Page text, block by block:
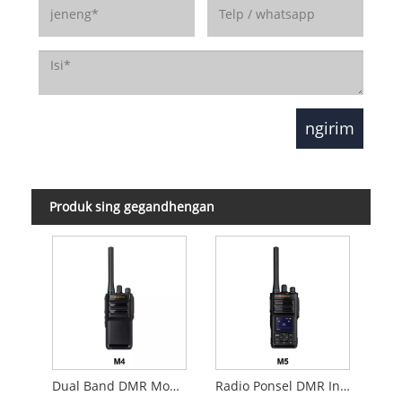
Produk sing gegandhengan
Dual Band DMR Mobile Radio Radio Ponsel DMR Industrial